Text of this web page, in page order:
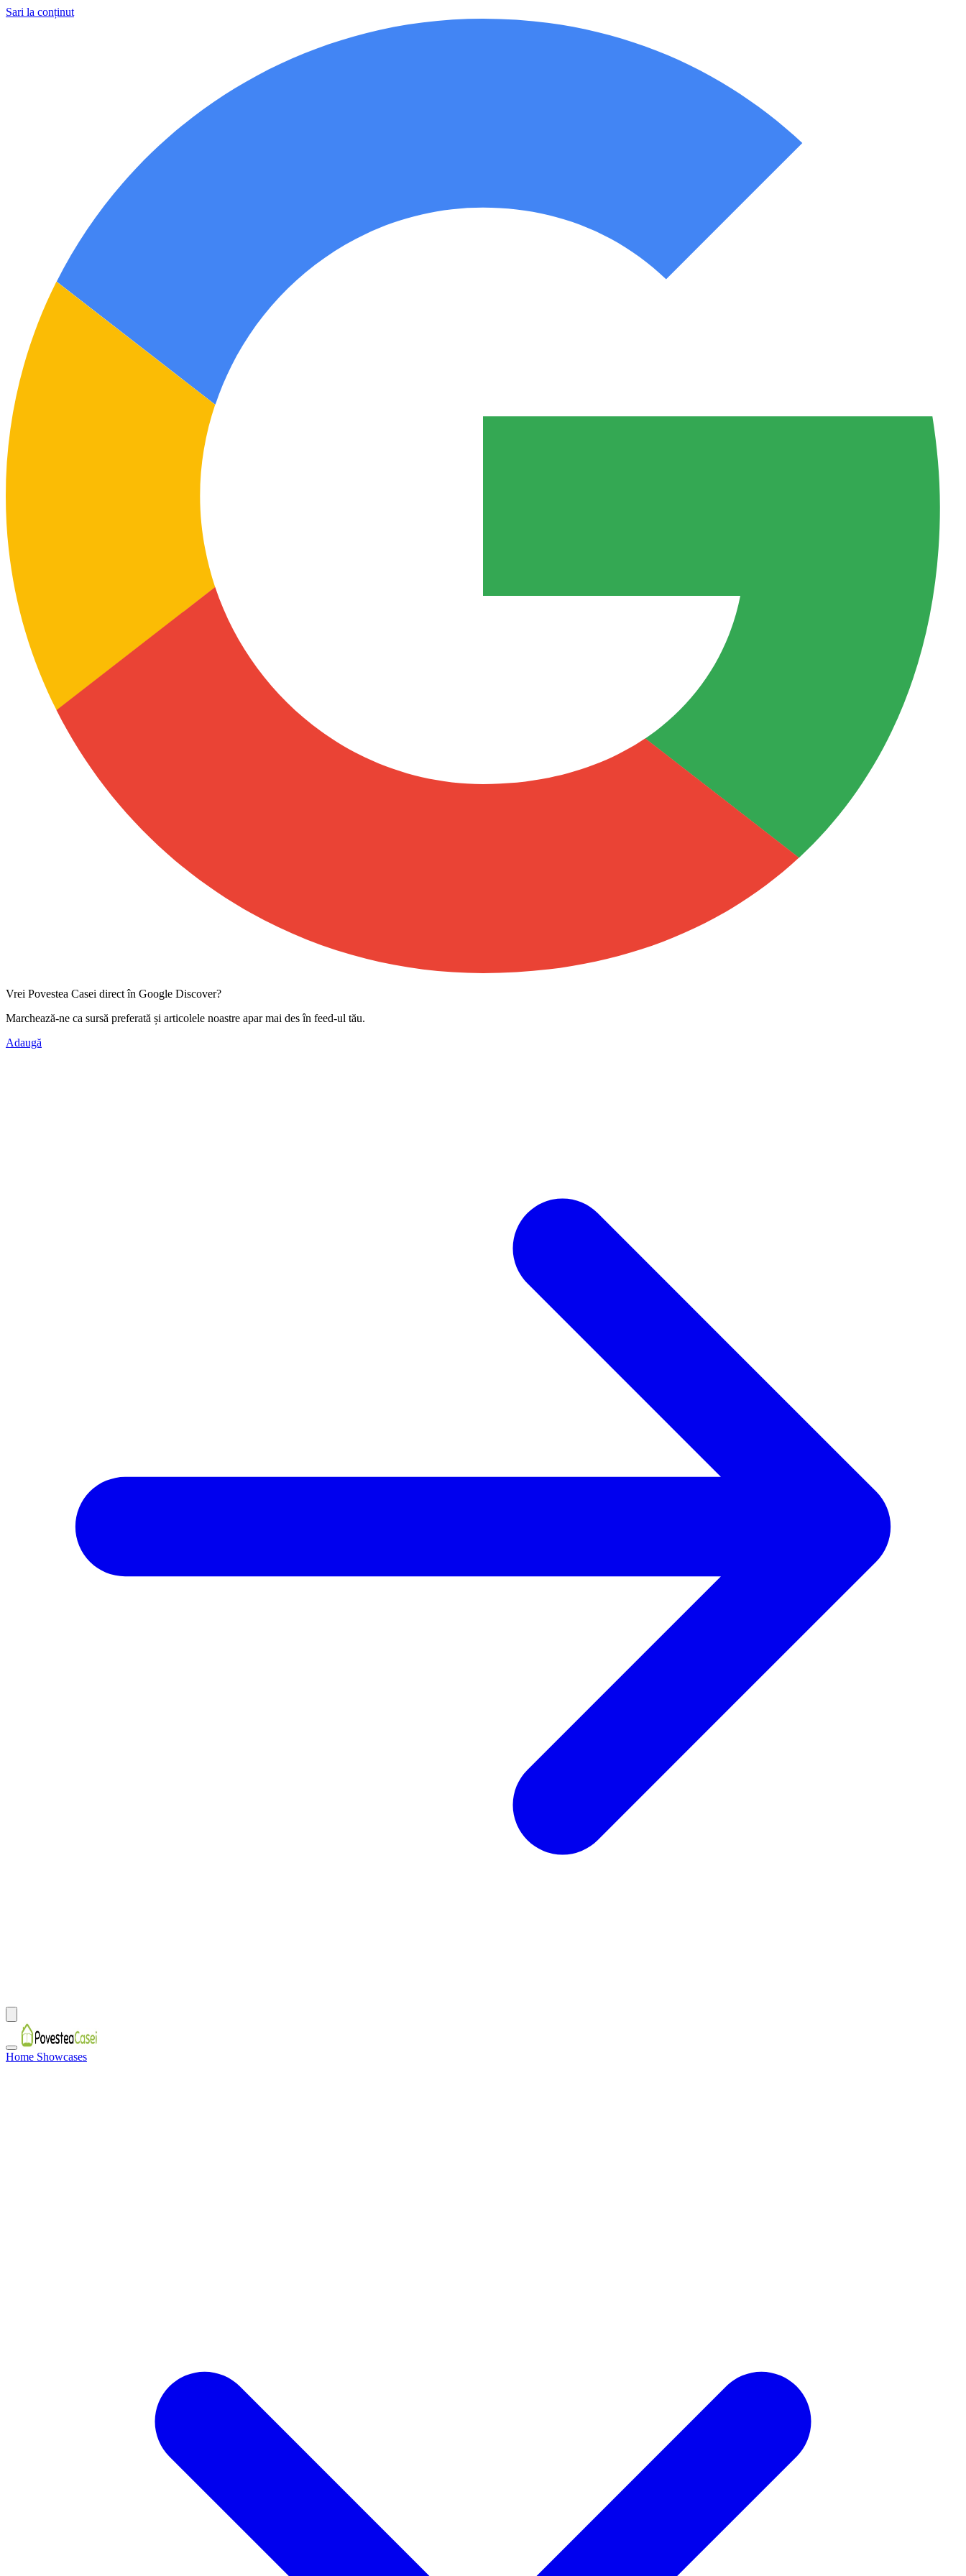
Sari la conținut
Vrei Povestea Casei direct în Google Discover?
Marchează-ne ca sursă preferată și articolele noastre apar mai des în feed-ul tău.
Adaugă
Home Showcases